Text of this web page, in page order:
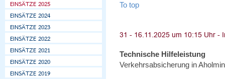
To top
Technische Hilfeleistung
Verkehrsabsicherung in